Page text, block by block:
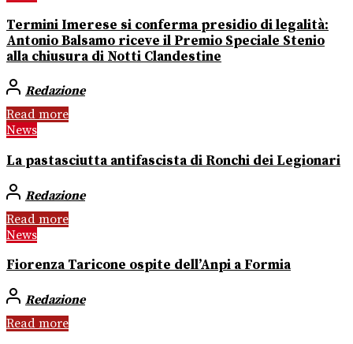
Termini Imerese si conferma presidio di legalità:
Antonio Balsamo riceve il Premio Speciale Stenio
alla chiusura di Notti Clandestine
Redazione
Read more
News
La pastasciutta antifascista di Ronchi dei Legionari
Redazione
Read more
News
Fiorenza Taricone ospite dell’Anpi a Formia
Redazione
Read more